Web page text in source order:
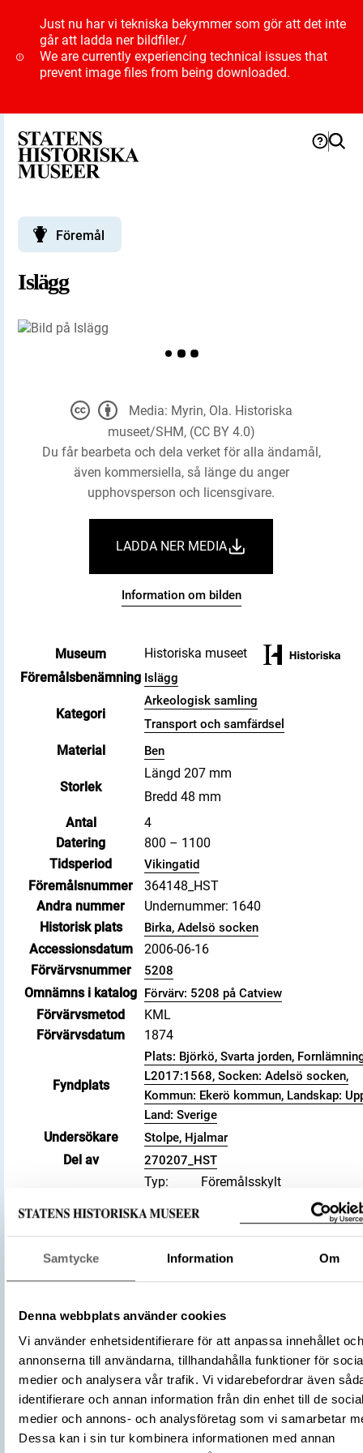
Samtycke Information Om
Denna webbplats använder cookies
Vi använder enhetsidentifierare för att anpassa innehållet och
annonserna till användarna, tillhandahålla funktioner för
medier och analysera vår trafik. Vi vidarebefordrar även
identifierare och annan information från din enhet till de
medier och annons- och analysföretag som vi samarbetar
Dessa kan i sin tur kombinera informationen med annan
Just nu har vi tekniska bekymmer som gör att det inte
går att ladda ner bildfiler./
We are currently experiencing technical issues that
prevent image files from being downloaded.
Föremål
Islägg
Museum
Historiska museet
Föremålsbenämning Islägg
Kategori
Arkeologisk samling
Transport och samfärdsel
Material Ben
Storlek
Längd 207 mm
Bredd 48 mm
Antal
4
Datering
800 – 1100
Tidsperiod
Vikingatid
Föremålsnummer
364148_HST
Andra nummer
Undernummer: 1640
Historisk plats
Birka, Adelsö socken
Accessionsdatum
2006-06-16
Förvärvsnummer
5208
Omnämns i katalog Förvärv: 5208 på Catview
Förvärvsmetod
KML
Förvärvsdatum
1874
Fyndplats
Plats: Björkö, Svarta jorden,
L2017:1568, Socken: Adelsö socken,
Kommun: Ekerö kommun, Landskap:
Land: Sverige
Undersökare Stolpe, Hjalmar
Del av 270207_HST
Tillhörande texter
Typ
Föremålsskylt
Källa
Till utställningen
värld på Historiska museet
Datum
2021-06-24
Text
Fyra isläggar, tillverkade av
från nötkreatur.
socken, Uppland.
Externa källor
WIKIDATA
Utställningar
Vikingarnas värld (start 2021-06-24),
Historiska museet
URI
https://samlingar.shm.se/object/
9D66-4731-9054-53D750F6DF56
Kopiera URI
Media: Myrin, Ola. Historiska
museet/SHM, (CC BY 4.0)
Du får bearbeta och dela verket för alla ändamål,
även kommersiella, så länge du anger
upphovsperson och licensgivare.
LADDA NER MEDIA
Information om bilden